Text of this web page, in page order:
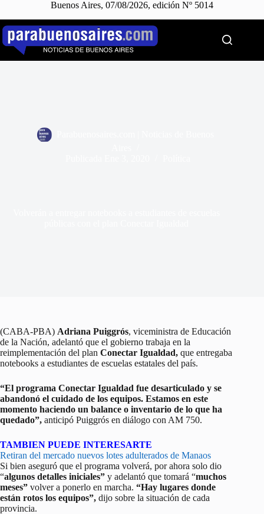
Buenos Aires, 07/08/2026, edición Nº 5014
Saltar
contenido
(CABA-PBA) Adriana Puiggrós, viceministra de Educación
de la Nación, adelantó que el gobierno trabaja en la
reimplementación del plan Conectar Igualdad, que entregaba
notebooks a estudiantes de escuelas estatales del país.
“El programa Conectar Igualdad fue desarticulado y se
abandonó el cuidado de los equipos. Estamos en este
momento haciendo un balance o inventario de lo que ha
quedado”, anticipó Puiggrós en diálogo con AM 750.
TAMBIEN PUEDE INTERESARTE
Retiran del mercado nuevos lotes adulterados de Manaos
Si bien aseguró que el programa volverá, por ahora solo dio
“algunos detalles iniciales” y adelantó que tomará “muchos
meses” volver a ponerlo en marcha. “Hay lugares donde
están rotos los equipos”, dijo sobre la situación de cada
provincia.